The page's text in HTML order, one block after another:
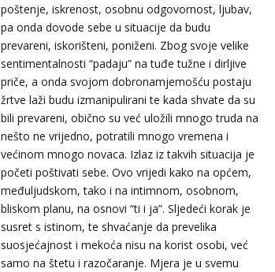
poštenje, iskrenost, osobnu odgovornost, ljubav,
pa onda dovode sebe u situacije da budu
prevareni, iskorišteni, poniženi. Zbog svoje velike
sentimentalnosti “padaju” na tuđe tužne i dirljive
priče, a onda svojom dobronamjemošću postaju
žrtve laži budu izmanipulirani te kada shvate da su
bili prevareni, obično su već uložili mnogo truda na
nešto ne vrijedno, potratili mnogo vremena i
većinom mnogo novaca. Izlaz iz takvih situacija je
početi poštivati sebe. Ovo vrijedi kako na općem,
međuljudskom, tako i na intimnom, osobnom,
bliskom planu, na osnovi “ti i ja”. Sljedeći korak je
susret s istinom, te shvaćanje da prevelika
suosjećajnost i mekoća nisu na korist osobi, već
samo na štetu i razočaranje. Mjera je u svemu